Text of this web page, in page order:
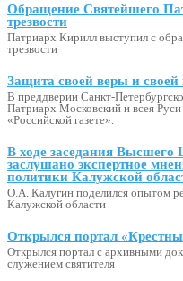
Обращение Святейшего
трезвости
Патриарх Кирилл выступил с
трезвости
Защита своей веры и своей
В преддверии Санкт-
Патриарх Московский и всея
«Российской газете».
В ходе заседания Высшего
заслушано экспертное
политики Калужской
О.А. Калугин поделился опытом
Калужской области
Открылся портал
Открылся портал с архивными
служением святителя